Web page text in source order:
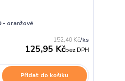
oranžové
152,40 Kč/ks
125,95 Kčbez DPH
Přidat do košíku